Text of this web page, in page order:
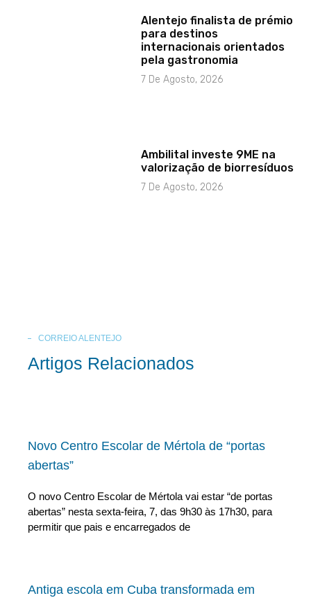
Alentejo finalista de prémio
para destinos
internacionais orientados
pela gastronomia
7 De Agosto, 2026
Ambilital investe 9ME na
valorização de biorresíduos
7 De Agosto, 2026
CORREIO ALENTEJO
Artigos Relacionados
Novo Centro Escolar de Mértola de “portas
abertas”
O novo Centro Escolar de Mértola vai estar “de portas
abertas” nesta sexta-feira, 7, das 9h30 às 17h30, para
permitir que pais e encarregados de
Antiga escola em Cuba transformada em